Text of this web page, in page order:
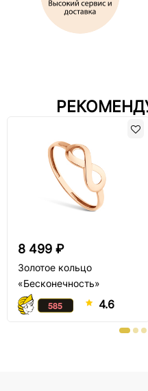
8 499 ₽
Золотое кольцо
«Бесконечность»
4.6